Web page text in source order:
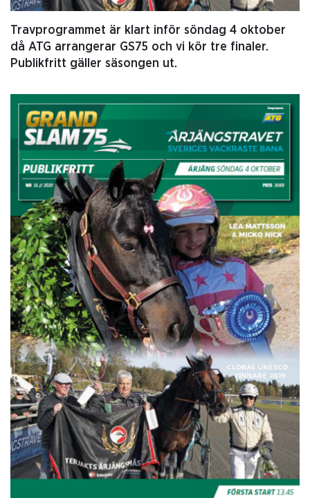
Travprogrammet är klart inför söndag 4 oktober
då ATG arrangerar GS75 och vi kör tre finaler.
Publikfritt gäller säsongen ut.